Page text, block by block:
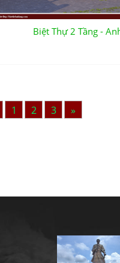
Biệt Thự 2 Tầng -
1 2 3 »